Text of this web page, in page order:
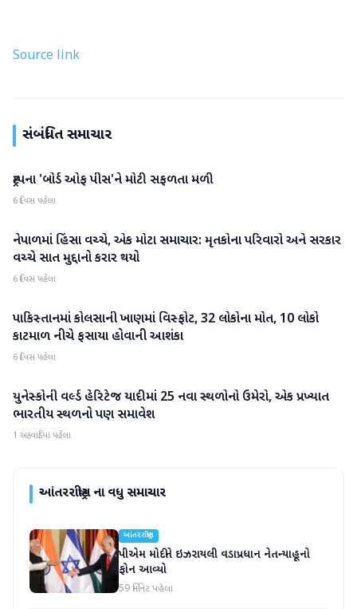
Source link
સંબંધિત સમાચાર
આંતરરાષ્ટ્રીય
ટ્રમ્પના 'બોર્ડ ઓફ પીસ'ને મોટી સફળતા મળી
6 દિવસ પહેલા
આંતરરાષ્ટ્રીય
નેપાળમાં હિંસા વચ્ચે, એક મોટા સમાચાર: મૃતકોના પરિવારો અને સરકાર
વચ્ચે સાત મુદ્દાનો કરાર થયો
6 દિવસ પહેલા
આંતરરાષ્ટ્રીય
પાકિસ્તાનમાં કોલસાની ખાણમાં વિસ્ફોટ, 32 લોકોના મોત, 10 લોકો
કાટમાળ નીચે ફસાયા હોવાની આશંકા
6 દિવસ પહેલા
આંતરરાષ્ટ્રીય
યુનેસ્કોની વર્લ્ડ હેરિટેજ યાદીમાં 25 નવા સ્થળોનો ઉમેરો, એક પ્રખ્યાત
ભારતીય સ્થળનો પણ સમાવેશ
1 અઠવાડિયા પહેલા
આંતરરાષ્ટ્રીયના વધુ સમાચાર
આંતરરાષ્ટ્રીય
પીએમ મોદીને ઇઝરાયલી વડાપ્રધાન નેતન્યાહૂનો
ફોન આવ્યો
59 મિનિટ પહેલા